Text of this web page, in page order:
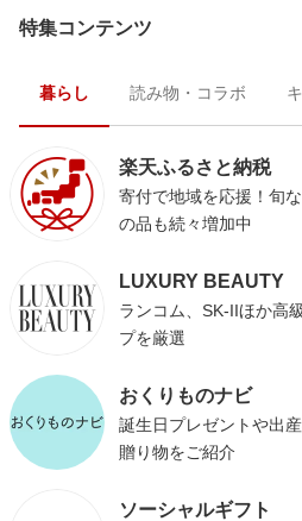
特集コンテンツ
暮らし 読み物・コラボ
楽天ふるさと納税
寄付で地域を応援！旬
の品も続々増加中
LUXURY BEAUTY
ランコム、SK-IIほか高
プを厳選
おくりものナビ
誕生日プレゼントや出
贈り物をご紹介
ソーシャルギフト